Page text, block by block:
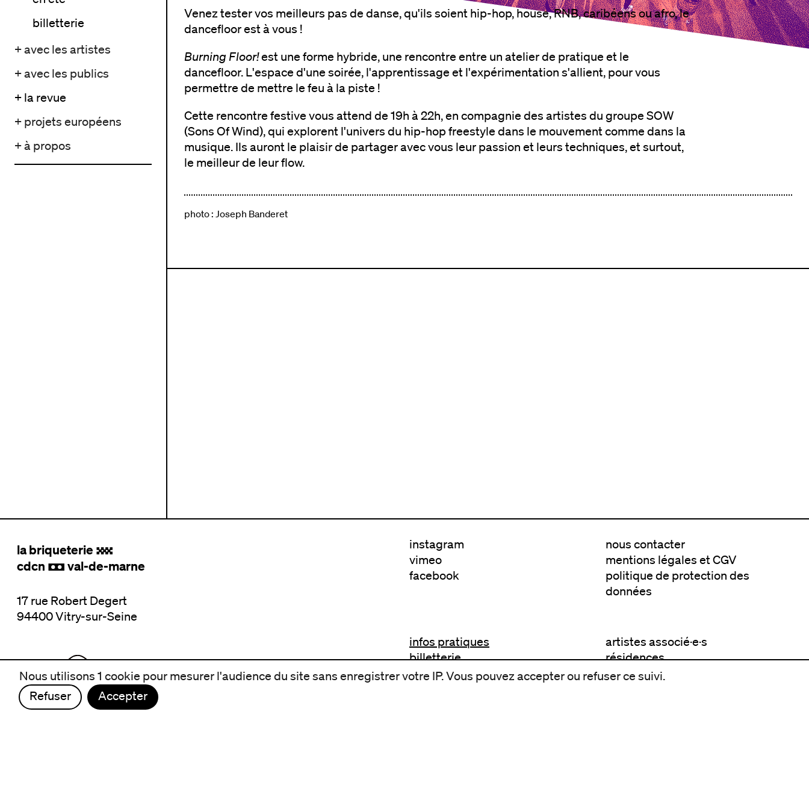
billetterie
+ avec les artistes
+ avec les publics
+ la revue
+ projets européens
+ à propos
Venez tester vos meilleurs pas de danse, qu'ils soient hip-hop, house, RNB, caribéens ou afro, le
dancefloor est à vous !
Burning Floor!est une forme hybride, une rencontre entre un atelier de pratique et le
dancefloor. L'espace d'une soirée, l'apprentissage et l'expérimentation s'allient, pour vous
permettre de mettre le feu à la piste !
Cette rencontre festive vous attend de 19h à 22h, en compagnie des artistes du groupe SOW
(Sons Of Wind), qui explorent l'univers du hip-hop freestyle dans le mouvement comme dans la
musique. Ils auront le plaisir de partager avec vous leur passion et leurs techniques, et surtout,
le meilleur de leur flow.
photo : Joseph Banderet
la briqueterie .
cdcn , val-de-marne
17 rue Robert Degert
94400 Vitry-sur-Seine
instagram
vimeo
facebook
nous contacter
mentions légales et CGV
politique de protection des
données
infos pratiques
billetterie
nous suivre
artistes associé·e·s
résidences
Nous utilisons 1 cookie pour mesurer l'audience du site sans enregistrer votre IP. Vous pouvez accepter ou refuser ce suivi.
Refuser
Accepter